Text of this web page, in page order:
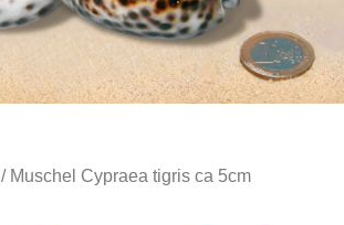
/ Muschel Cypraea tigris ca 5cm